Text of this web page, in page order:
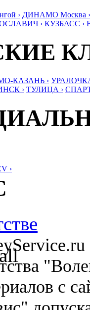
› ДИНАМО Москва ›
› КУЗБАСС ›
КАЗАНЬ ›
› ТУЛИЦА ›
›
с